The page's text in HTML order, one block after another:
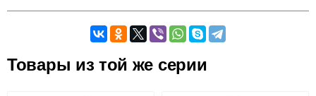
Оставьте отзыв
Товары из той же серии